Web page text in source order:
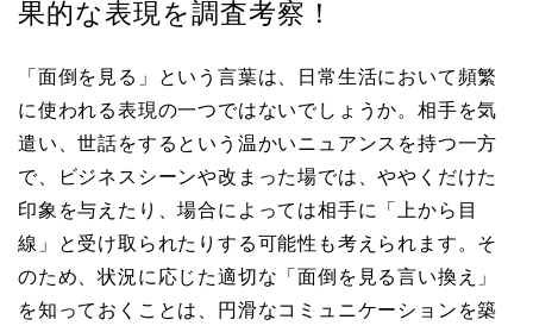
果的な表現を調査考察！
「面倒を見る」という言葉は、日常生活において頻繁
に使われる表現の一つではないでしょうか。相手を気
遣い、世話をするという温かいニュアンスを持つ一方
で、ビジネスシーンや改まった場では、ややくだけた
印象を与えたり、場合によっては相手に「上から目
線」と受け取られたりする可能性も考えられます。そ
のため、状況に応じた適切な「面倒を見る言い換え」
を知っておくことは、円滑なコミュニケーションを築